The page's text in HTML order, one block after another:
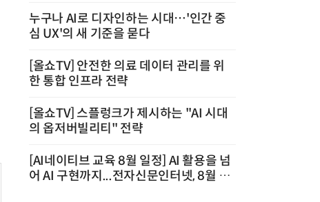
누구나 AI로 디자인하는 시대…'인간 중
심 UX'의 새 기준을 묻다
[올쇼TV] 안전한 의료 데이터 관리를 위
한 통합 인프라 전략
[올쇼TV] 스플렁크가 제시하는 "AI 시대
의 옵저버빌리티" 전략
[AI네이티브 교육 8월 일정] AI 활용을 넘
어 AI 구현까지...전자신문인터넷, 8월 실